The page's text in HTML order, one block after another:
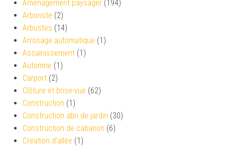
Aménagement paysager (194)
Arboriste (2)
Arbustes (14)
Arrosage automatique (1)
Assainissement (1)
Automne (1)
Carport (2)
Clôture et brise-vue (62)
Construction (1)
Construction abri de jardin (30)
Construction de cabanon (6)
Création d’allée (1)